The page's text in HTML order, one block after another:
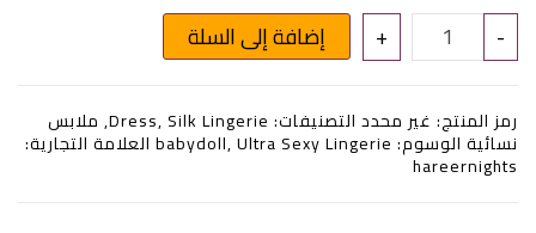
- كمية فستان "ليلة الزبدة العنابية" Code 28
+ إضافة إلى السلة
رمز المنتج: غير محدد التصنيفات: Dress,Silk Lingerie
, ملابس
نسائية الوسوم: babydoll,Ultra Sexy Lingerie العلامة التجارية:
hareernights